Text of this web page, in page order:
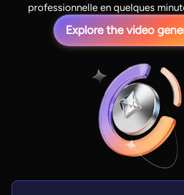
View all tools
professionnelle en quelques
Explore the video